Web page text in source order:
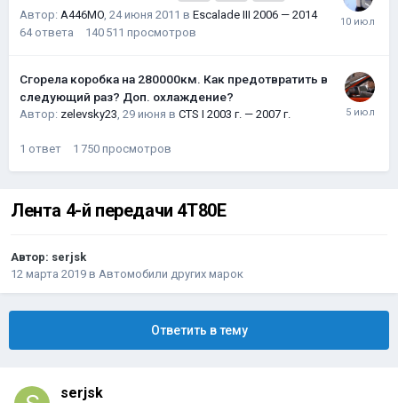
Автор: A446MO, 24 июня 2011 в Escalade III 2006 — 2014
64 ответа 140 511 просмотров
Сгорела коробка на 280000км. Как предотвратить в
следующий раз? Доп. охлаждение?
Автор: zelevsky23, 29 июня в CTS I 2003 г. — 2007 г.
1 ответ 1 750 просмотров
Лента 4-й передачи 4T80E
Автор: serjsk
12 марта 2019 в Автомобили других марок
Ответить в тему
serjsk